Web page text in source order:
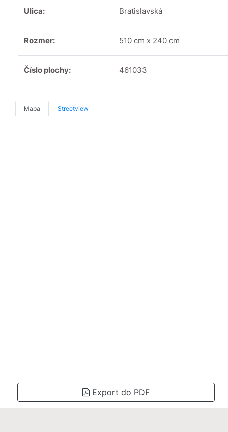
Ulica: Bratislavská
Rozmer: 510 cm x 240 cm
Číslo plochy: 461033
Mapa Streetview
Export do PDF